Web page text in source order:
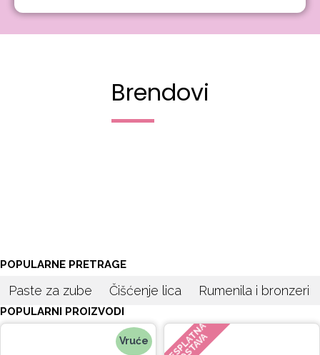
Brendovi
POPULARNE PRETRAGE
Paste za zube Čišćenje lica Rumenila i bronzeri
POPULARNI PROIZVODI
Vruće BESPLATNA